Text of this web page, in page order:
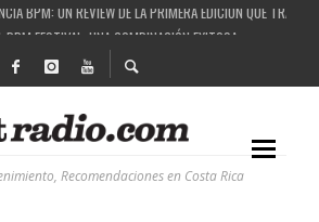
BPM FESTIVAL: UNA COMBINACIÓN EXITOSA
QUE ESTÁ TRANSFORMANDO LA CALIDAD DE
MÚSICA ELECTRÓNICA: BBC RADIOPHONIC WORKSHOP
Recomendaciones en Costa Rica